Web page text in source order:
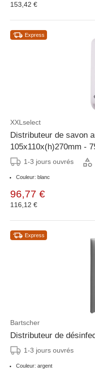
153,42 €
Express
XXLselect
Distributeur de savon
105x110x(h)270mm -
variantes
1-3 jours ouvrés
Couleur: blanc
96,77 €
116,12 €
Express
Bartscher
Distributeur de
1-3 jours ouvrés
Couleur: argent